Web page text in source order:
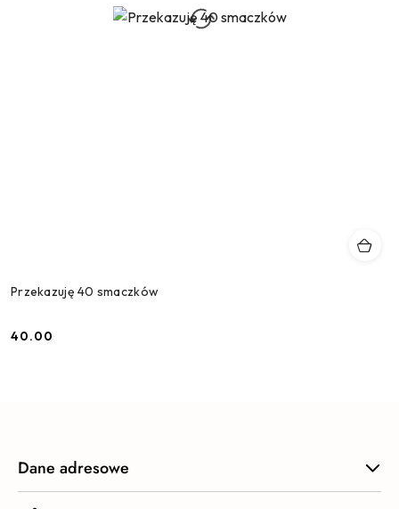
Przekazuję 40 smaczków
Cena:
40.00
Dane adresowe